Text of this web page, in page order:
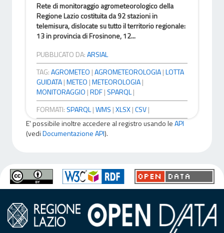
Rete di monitoraggio agrometeorologico della
Regione Lazio costituita da 92 stazioni in
telemisura, dislocate su tutto il territorio regionale:
13 in provincia di Frosinone, 12...
PUBBLICATO DA:ARSIAL
TAG:AGROMETEO |AGROMETEOROLOGIA|LOTTA
GUIDATA|METEO |METEOROLOGIA|
MONITORAGGIO |RDF| SPARQL|
FORMATI: SPARQL|WMS |XLSX|CSV|
E' possibile inoltre accedere al registro usando leAPI
(vediDocumentazione API).